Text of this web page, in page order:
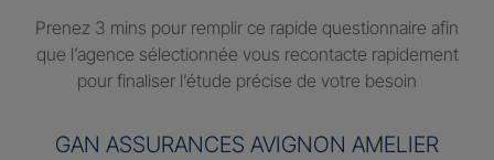
Prenez 3 mins pour remplir ce rapide questionnaire afin
que l’agence sélectionnée vous recontacte rapidement
pour finaliser l’étude précise de votre besoin
GAN ASSURANCES AVIGNON AMELIER